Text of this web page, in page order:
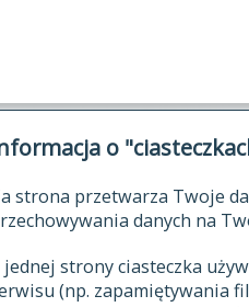
o
strona przetwarza Twoje
danych na
jednej strony ciasteczka
(np. zapamiętywania